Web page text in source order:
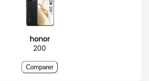
honor
200
Comparer